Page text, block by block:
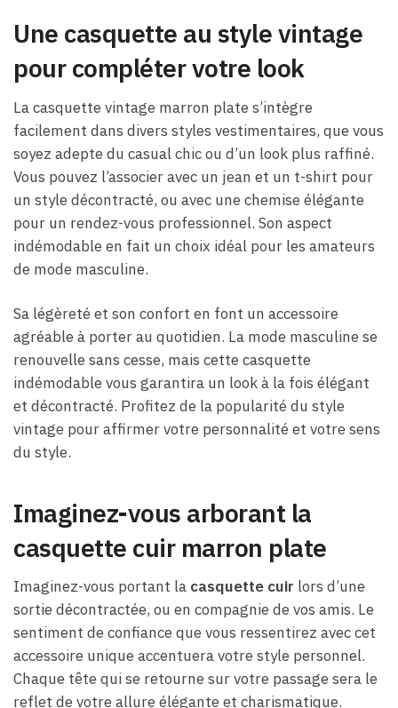
Une casquette au style vintage
pour compléter votre look
La casquette vintage marron plate s’intègre
facilement dans divers styles vestimentaires, que vous
soyez adepte du casual chic ou d’un look plus raffiné.
Vous pouvez l’associer avec un jean et un t-shirt pour
un style décontracté, ou avec une chemise élégante
pour un rendez-vous professionnel. Son aspect
indémodable en fait un choix idéal pour les amateurs
de mode masculine.
Sa légèreté et son confort en font un accessoire
agréable à porter au quotidien. La mode masculine se
renouvelle sans cesse, mais cette casquette
indémodable vous garantira un look à la fois élégant
et décontracté. Profitez de la popularité du style
vintage pour affirmer votre personnalité et votre sens
du style.
Imaginez-vous arborant la
casquette cuir marron plate
Imaginez-vous portant la casquette cuir lors d’une
sortie décontractée, ou en compagnie de vos amis. Le
sentiment de confiance que vous ressentirez avec cet
accessoire unique accentuera votre style personnel.
Chaque tête qui se retourne sur votre passage sera le
reflet de votre allure élégante et charismatique.